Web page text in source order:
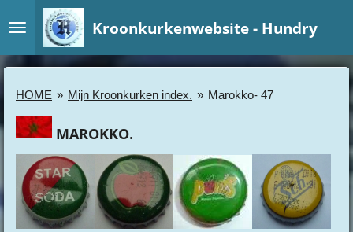
direct
naar
hoofdinhoud
Kroonkurkenwebsite - Hundry
HOME » Mijn Kroonkurken index. » Marokko- 47
MAROKKO.